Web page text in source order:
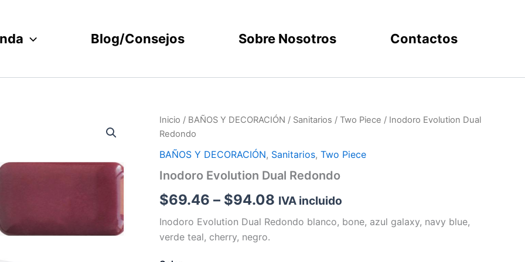
Blog/Consejos Sobre Nosotros Contactos
Inicio / BAÑOS Y DECORACIÓN / Sanitarios / Two Piece / Inodoro Evolution Dual
Redondo
BAÑOS Y DECORACIÓN, Sanitarios, Two Piece
Inodoro Evolution Dual Redondo
$69.46 – $94.08
Price
range:
$69.46
through
$94.08
IVA incluido
Inodoro Evolution Dual Redondo blanco, bone, azul galaxy, navy blue,
verde teal, cherry, negro.
Inodoro
Evolution
Redondo